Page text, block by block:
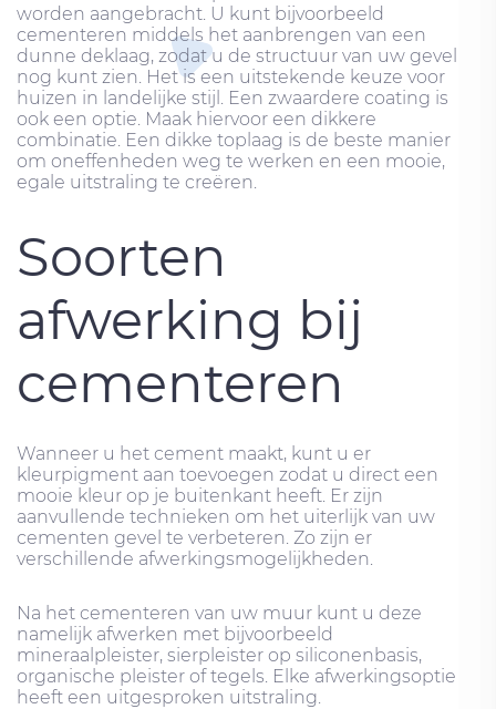
worden aangebracht. U kunt bijvoorbeeld
cementeren middels het aanbrengen van een
dunne deklaag, zodat u de structuur van uw gevel
nog kunt zien. Het is een uitstekende keuze voor
huizen in landelijke stijl. Een zwaardere coating is
ook een optie. Maak hiervoor een dikkere
combinatie. Een dikke toplaag is de beste manier
om oneffenheden weg te werken en een mooie,
egale uitstraling te creëren.
Soorten
afwerking bij
cementeren
Wanneer u het cement maakt, kunt u er
kleurpigment aan toevoegen zodat u direct een
mooie kleur op je buitenkant heeft. Er zijn
aanvullende technieken om het uiterlijk van uw
cementen gevel te verbeteren. Zo zijn er
verschillende afwerkingsmogelijkheden.
Na het cementeren van uw muur kunt u deze
namelijk afwerken met bijvoorbeeld
mineraalpleister, sierpleister op siliconenbasis,
organische pleister of tegels. Elke afwerkingsoptie
heeft een uitgesproken uitstraling.